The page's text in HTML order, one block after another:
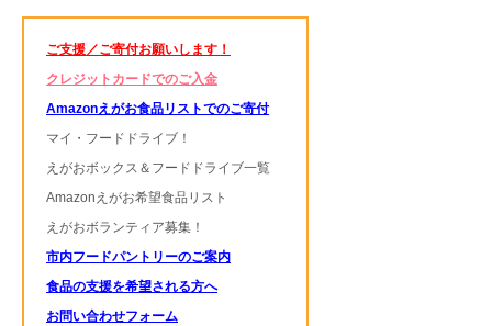
ご支援／ご寄付お願いします！
クレジットカードでのご入金
Amazonえがお食品リストでのご寄付
マイ・フードドライブ！
えがおボックス＆フードドライブ一覧
Amazonえがお希望食品リスト
えがおボランティア募集！
市内フードパントリーのご案内
食品の支援を希望される方へ
お問い合わせフォーム